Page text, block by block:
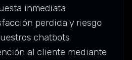
inmediata
perdida y riesgo
chatbots
al cliente mediante